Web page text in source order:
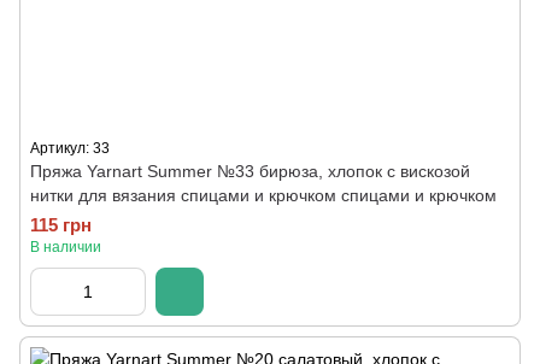
Артикул: 33
Пряжа Yarnart Summer №33 бирюза, хлопок с вискозой
нитки для вязания спицами и крючком спицами и крючком
115 грн
В наличии